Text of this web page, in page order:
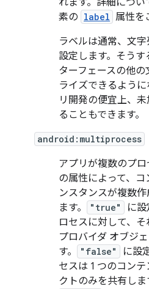
れます。詳細につい
素の label 属性を
ラベルは通常、文
設定します。そう
ターフェースの他
ライズできるよう
リ開発の便宜上、
ることもできます。
android:multiprocess
アプリが複数のプ
の属性によって、
ンスタンスが複数
ます。
"true"
に
ロセスに対して、
プロバイダ オブジ
す。
"false"
に設
セスは 1 つのコン
クトのみを共有し